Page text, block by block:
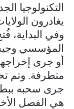
التكنولوجيا
يغادرون
وفي البداية،
المؤسسي
أو جرى
متطرفة. وتم
جرى سحبه
هي الفصل